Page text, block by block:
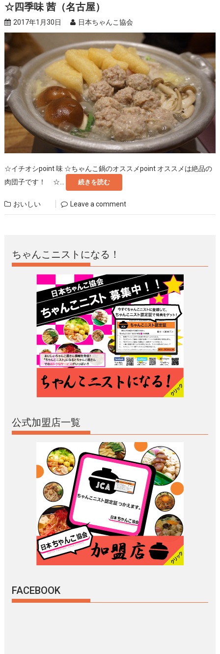
☆四季味 茜（名古屋）
2017年1月30日 日本ちゃんこ協会
☆イチオシpoint 味 ☆ちゃんこ鍋のオススメpoint オススメは絶品の
肉団子です！ ☆...
続きを読む
おいしい Leave a comment
ちゃんこニストになる！
公式加盟店一覧
FACEBOOK